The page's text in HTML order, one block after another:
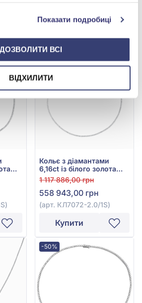
Показати подробиці
ДОЗВОЛИТИ ВСІ
ВІДХИЛИТИ
1S
-50%
Кольє з діамантами
6,16ct із білого золота
585°, арт. КЛ7072-2.0/1S
1 117 886,00 грн
558 943,00 грн
(арт. КЛ7072-2.0/1S)
Купити
-50%